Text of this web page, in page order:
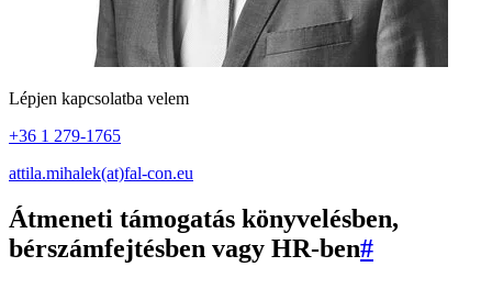
Lépjen kapcsolatba velem
+36 1 279-1765
attila.mihalek(at)fal-con.eu
Átmeneti támogatás könyvelésben,
bérszámfejtésben vagy HR-ben#